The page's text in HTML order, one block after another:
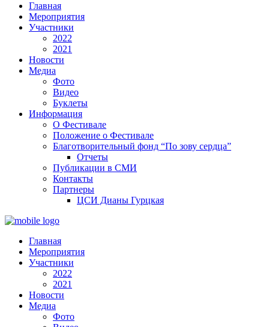
Главная
Мероприятия
Участники
2022
2021
Новости
Медиа
Фото
Видео
Буклеты
Информация
О Фестивале
Положение о Фестивале
Благотворительный фонд “По зову сердца”
Отчеты
Публикации в СМИ
Контакты
Партнеры
ЦСИ Дианы Гурцкая
Главная
Мероприятия
Участники
2022
2021
Новости
Медиа
Фото